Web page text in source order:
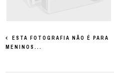
ESTA FOTOGRAFIA NÃO É PARA
MENINOS...